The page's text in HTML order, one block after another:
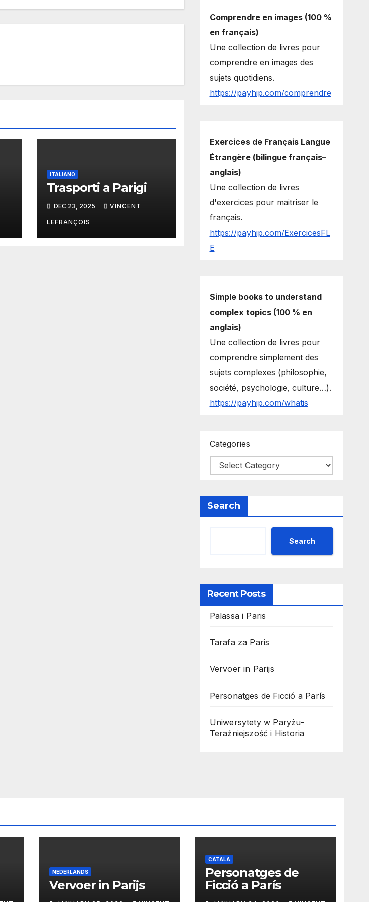
ITALIANO
Trasporti a Parigi
DEC 23, 2025 VINCENT
LEFRANÇOIS
Comprendre en images (100 %
en français)
Une collection de livres pour
comprendre en images des
sujets quotidiens.
https://payhip.com/comprendre
Exercices de Français Langue
Étrangère (bilingue français–
anglais)
Une collection de livres
d'exercices pour maitriser le
français.
https://payhip.com/ExercicesFL
E
Simple books to understand
complex topics (100 % en
anglais)
Une collection de livres pour
comprendre simplement des
sujets complexes (philosophie,
société, psychologie, culture…).
https://payhip.com/whatis
Categories
Search
Search
Recent Posts
Palassa i Paris
Tarafa za Paris
Vervoer in Parijs
Personatges de Ficció a París
Uniwersytety w Paryżu-
Teraźniejszość i Historia
NEDERLANDS
Vervoer in Parijs
CATALA
Personatges de
Ficció a París